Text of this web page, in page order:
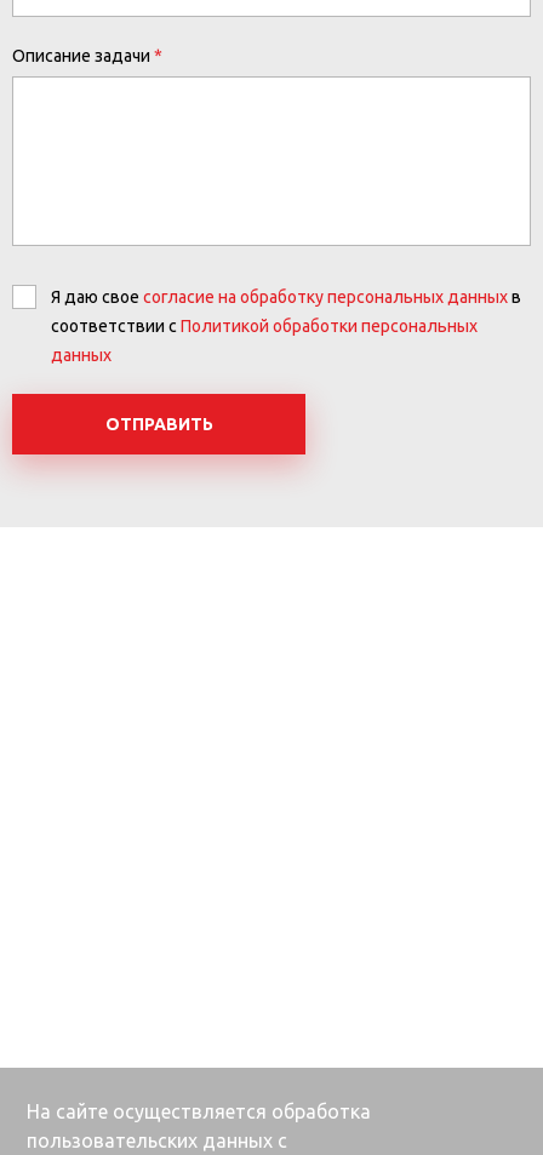
Описание задачи
Я даю своесогласие на обработку персональных данныхв
соответствии сПолитикой обработки персональных
данных
ОТПРАВИТЬ
На сайте осуществляется обработка
пользовательских данных с